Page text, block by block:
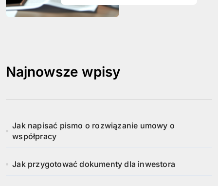
Najnowsze wpisy
Jak napisać pismo o rozwiązanie umowy o
współpracy
Jak przygotować dokumenty dla inwestora